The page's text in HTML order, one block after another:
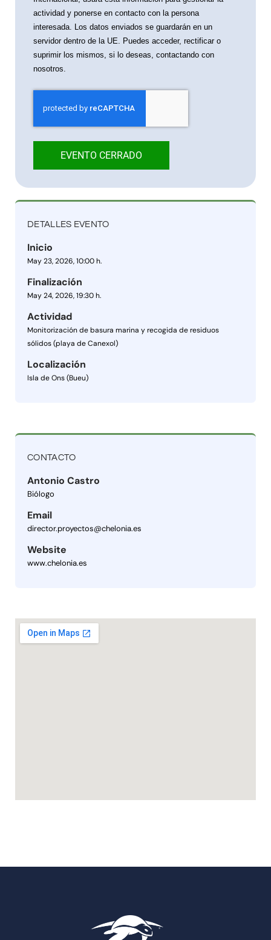
actividad y ponerse en contacto con la persona
interesada. Los datos enviados se guardarán en un
servidor dentro de la UE. Puedes acceder, rectificar o
suprimir los mismos, si lo deseas, contactando con
nosotros.
EVENTO CERRADO
DETALLES EVENTO
Inicio
May 23, 2026, 10:00 h.
Finalización
May 24, 2026, 19:30 h.
Actividad
Monitorización de basura marina y recogida de residuos
sólidos (playa de Canexol)
Localización
Isla de Ons (Bueu)
CONTACTO
Antonio Castro
Biólogo
Email
director.proyectos@chelonia.es
Website
www.chelonia.es